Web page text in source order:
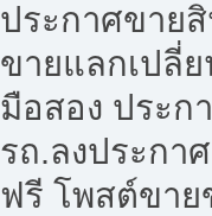
ประกาศขาย
ขายแลกเปลี่
มือสอง ประก
รถ.ลงประกา
ฟรี โพสต์ขา